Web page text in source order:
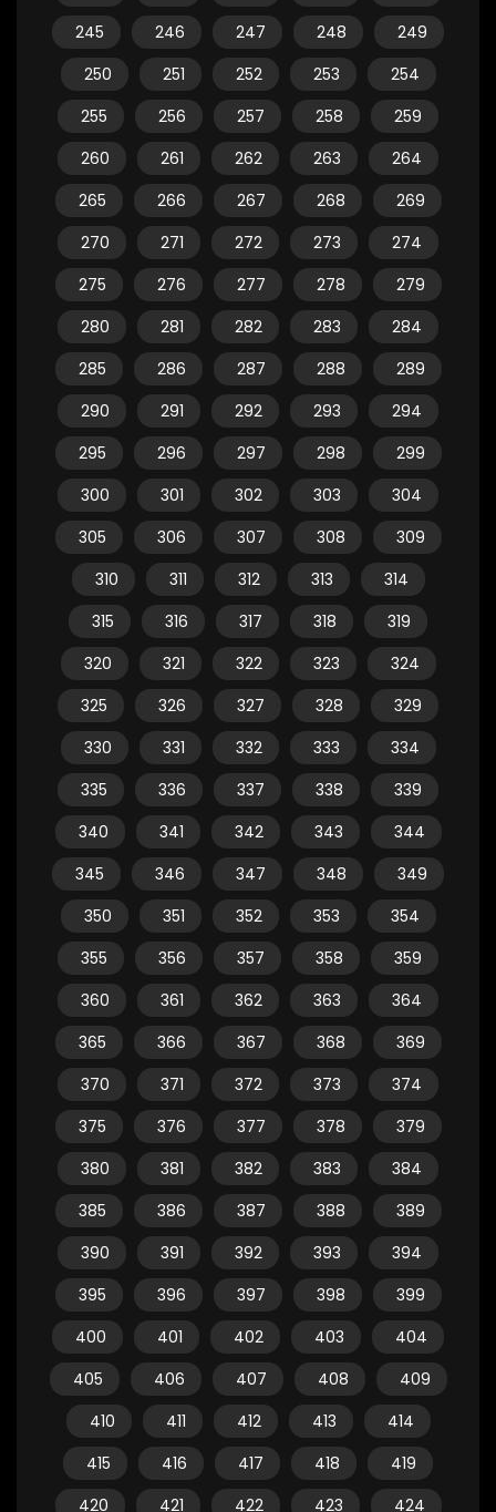
245
246 247 248
249
250
251 252 253
254
255
256 257 258
259
260
261 262 263
264
265
266 267 268
269
270
271 272 273
274
275
276 277 278
279
280
281 282 283
284
285
286 287 288
289
290
291 292 293
294
295
296 297 298
299
300
301 302 303
304
305
306 307 308
309
310
311 312 313
314
315
316 317 318
319
320
321 322 323
324
325
326 327 328
329
330
331 332 333
334
335
336 337 338
339
340
341 342 343
344
345
346 347 348
349
350
351 352 353
354
355
356 357 358
359
360
361 362 363
364
365
366 367 368
369
370
371 372 373
374
375
376 377 378
379
380
381 382 383
384
385
386 387 388
389
390
391 392 393
394
395
396 397 398
399
400
401 402 403
404
405
406 407 408
409
410
411 412 413
414
415
416 417 418
419
420
421 422 423 424